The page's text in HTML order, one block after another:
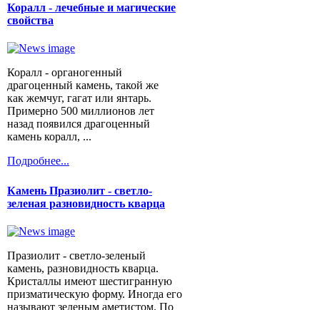
Коралл - лечебные и магические
свойства
Коралл - органогенный
драгоценный камень, такой же
как жемчуг, гагат или янтарь.
Примерно 500 миллионов лет
назад появился драгоценный
камень коралл, ...
Подробнее...
Камень Празиолит - светло-
зеленая разновидность кварца
Празиолит - светло-зеленый
камень, разновидность кварца.
Кристаллы имеют шестигранную
призматическую форму. Иногда его
называют зеленым аметистом. По